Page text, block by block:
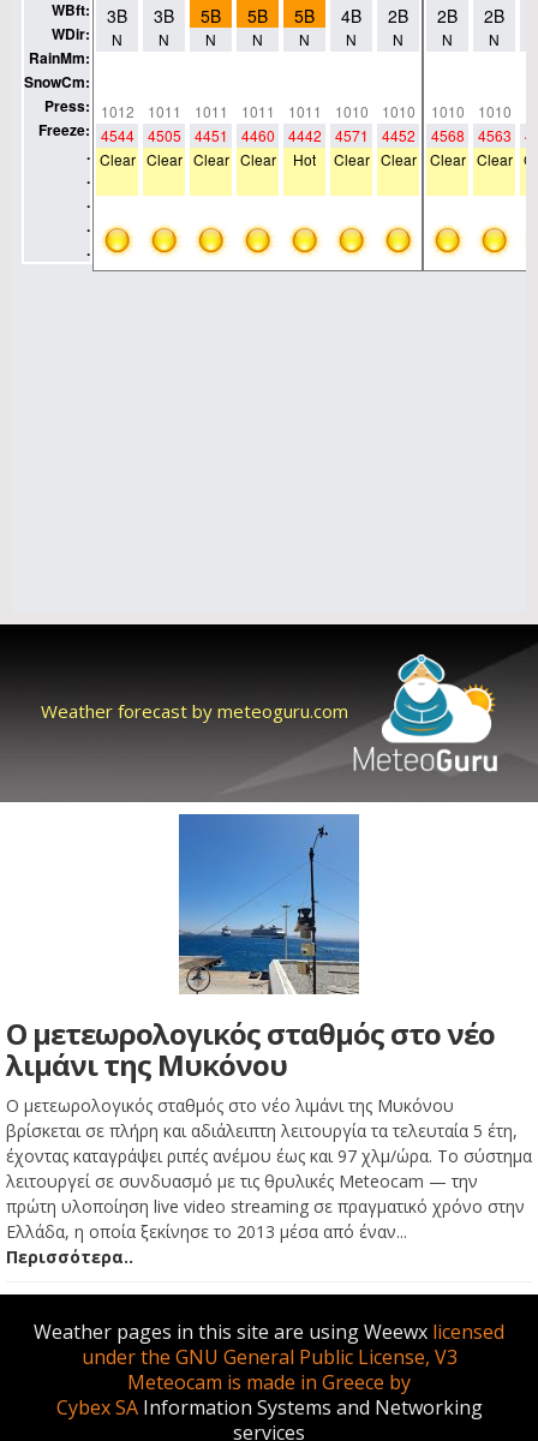
Weather forecast by meteoguru.com
Ο μετεωρολογικός σταθμός στο νέο
λιμάνι της Μυκόνου
Ο μετεωρολογικός σταθμός στο νέο λιμάνι της Μυκόνου
βρίσκεται σε πλήρη και αδιάλειπτη λειτουργία τα τελευταία 5 έτη,
έχοντας καταγράψει ριπές ανέμου έως και 97 χλμ/ώρα. Το σύστημα
λειτουργεί σε συνδυασμό με τις θρυλικές Meteocam — την
πρώτη υλοποίηση live video streaming σε πραγματικό χρόνο στην
Ελλάδα, η οποία ξεκίνησε το 2013 μέσα από έναν...
Περισσότερα..
Weather pages in this site are using Weewx licensed
under the GNU General Public License, V3
Meteocam is made in Greece by
Cybex SAInformation Systems and Networking
services